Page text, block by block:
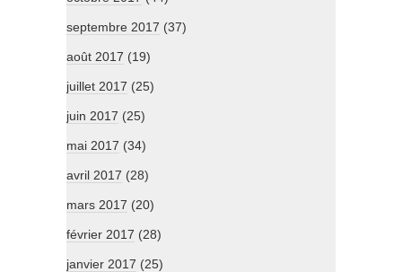
septembre 2017 (37)
août 2017 (19)
juillet 2017 (25)
juin 2017 (25)
mai 2017 (34)
avril 2017 (28)
mars 2017 (20)
février 2017 (28)
janvier 2017 (25)